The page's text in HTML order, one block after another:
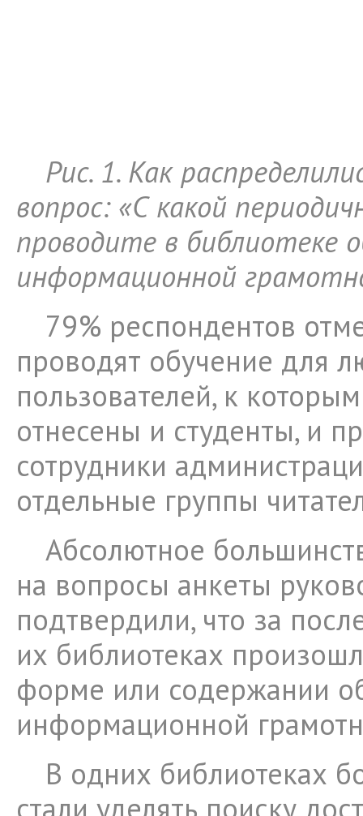
Рис. 1. Как
вопрос: «С какой
проводите в библиотеке
информационной
79% респондентов
проводят обучение для
пользователей, к
отнесены и студенты, и
сотрудники
отдельные группы
Абсолютное
на вопросы анкеты
подтвердили, что за
их библиотеках
форме или содержании
информационной
В одних библиотеках
стали уделять поиску